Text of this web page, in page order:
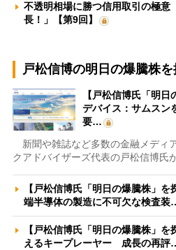
不透明相場に勝つ信用取引の極
長！」【第9回】
戸松信博の明日の爆騰株を
【戸松信博氏「明
デバイス：サムスン
要…
新聞や雑誌など多数の金融メディ
クアドバイザーズ代表の戸松信博氏
【戸松信博氏「明日の爆騰株」
端半導体の製造に不可欠な検査装
【戸松信博氏「明日の爆騰株」
えるキープレーヤー 成長の再評